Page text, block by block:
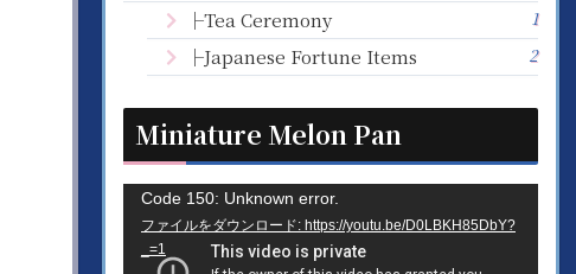
├Tea Ceremony 1
├Japanese Fortune Items 2
Miniature Melon Pan
動
画
Code 150: Unknown error.
ファイルをダウンロード: https://youtu.be/D0LBKH85DbY?
_=1